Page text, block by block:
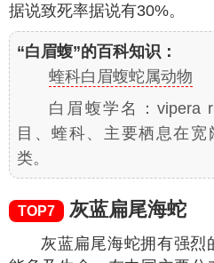
据说致死率据说有30%。
“白眉蝮”的百科知识：
蝰科白眉蝮蛇属动物
白眉蝮学名：vipera
目、蝰科、主要栖息在
类。
TOP7 灰蓝扁尾海蛇
灰蓝扁尾海蛇拥有强烈